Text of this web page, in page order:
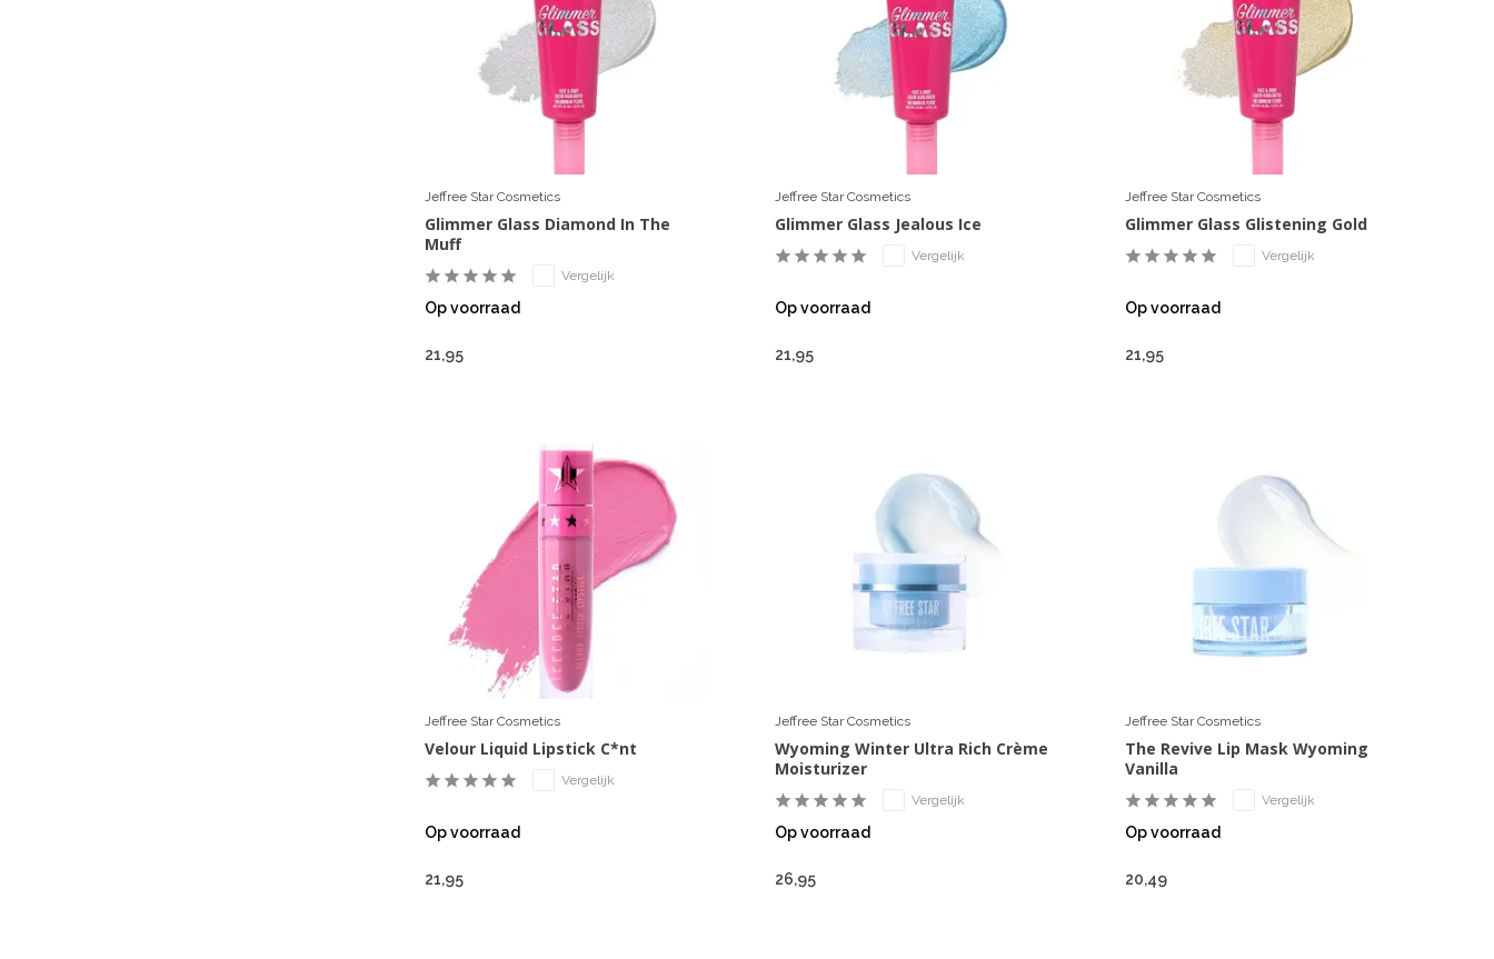
Jeffree Star Cosmetics
Glimmer Glass Diamond In The
Muff
Vergelijk
Op voorraad
21,95
Jeffree Star Cosmetics
Glimmer Glass Jealous Ice
Vergelijk
Op voorraad
21,95
Jeffree Star Cosmetics
Glimmer Glass Glistening Gold
Vergelijk
Op voorraad
21,95
Jeffree Star Cosmetics
Velour Liquid Lipstick C*nt
Vergelijk
Op voorraad
21,95
Jeffree Star Cosmetics
Wyoming Winter Ultra Rich Crème
Moisturizer
Vergelijk
Op voorraad
26,95
Jeffree Star Cosmetics
The Revive Lip Mask Wyoming
Vanilla
Vergelijk
Op voorraad
20,49